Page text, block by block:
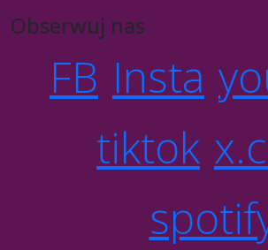
Obserwuj nas
FB Insta
tiktok